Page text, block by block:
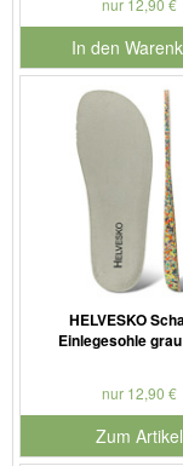
nur 12,90 €
In den
für
HELVESKO
Einlegesohle
nur 12,90 €
Zum Artikel